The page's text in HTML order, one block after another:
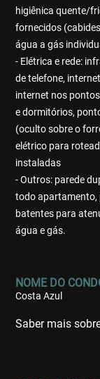
higiênica quente/
fornecidos
água a gás
- Elétrica e rede:
de telefone,
internet nos
e dormitórios,
(oculto sobre o
elétrico para
instaladas
- Outros: parede
todo apartamento,
batentes para
água e gás.
NOME DO
Costa Azul
Saber mais